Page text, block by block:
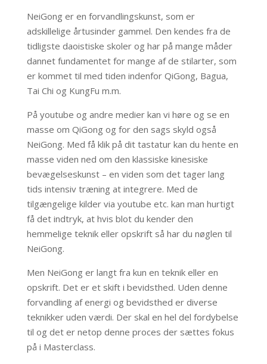
NeiGong er en forvandlingskunst, som er
adskillelige årtusinder gammel. Den kendes fra de
tidligste daoistiske skoler og har på mange måder
dannet fundamentet for mange af de stilarter, som
er kommet til med tiden indenfor QiGong, Bagua,
Tai Chi og KungFu m.m.
På youtube og andre medier kan vi høre og se en
masse om QiGong og for den sags skyld også
NeiGong. Med få klik på dit tastatur kan du hente en
masse viden ned om den klassiske kinesiske
bevægelseskunst – en viden som det tager lang
tids intensiv træning at integrere. Med de
tilgængelige kilder via youtube etc. kan man hurtigt
få det indtryk, at hvis blot du kender den
hemmelige teknik eller opskrift så har du nøglen til
NeiGong.
Men NeiGong er langt fra kun en teknik eller en
opskrift. Det er et skift i bevidsthed. Uden denne
forvandling af energi og bevidsthed er diverse
teknikker uden værdi. Der skal en hel del fordybelse
til og det er netop denne proces der sættes fokus
på i Masterclass.